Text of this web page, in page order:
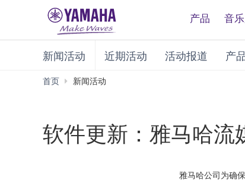
产品 音
新闻活动 近期活动 活动报道 产
首页 新闻活动
软件更新：雅马哈流
雅马哈公司为确